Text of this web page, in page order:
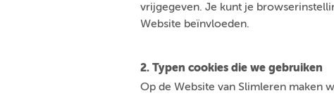
vrijgegeven. Je kunt je
Website beïnvloeden.
2. Typen cookies die we gebruiken
Op de Website van Slimleren maken